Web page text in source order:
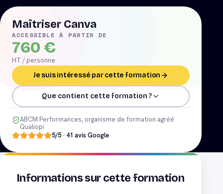
Maîtriser Canva
ACCESSIBLE À PARTIR DE
760€
HT / personne
Je suis intéressé par cette formation
Que contient cette formation ?
ABCM Performances, organisme de formation agréé
Qualiopi
5/5 · 41 avis Google
Informations sur cette formation